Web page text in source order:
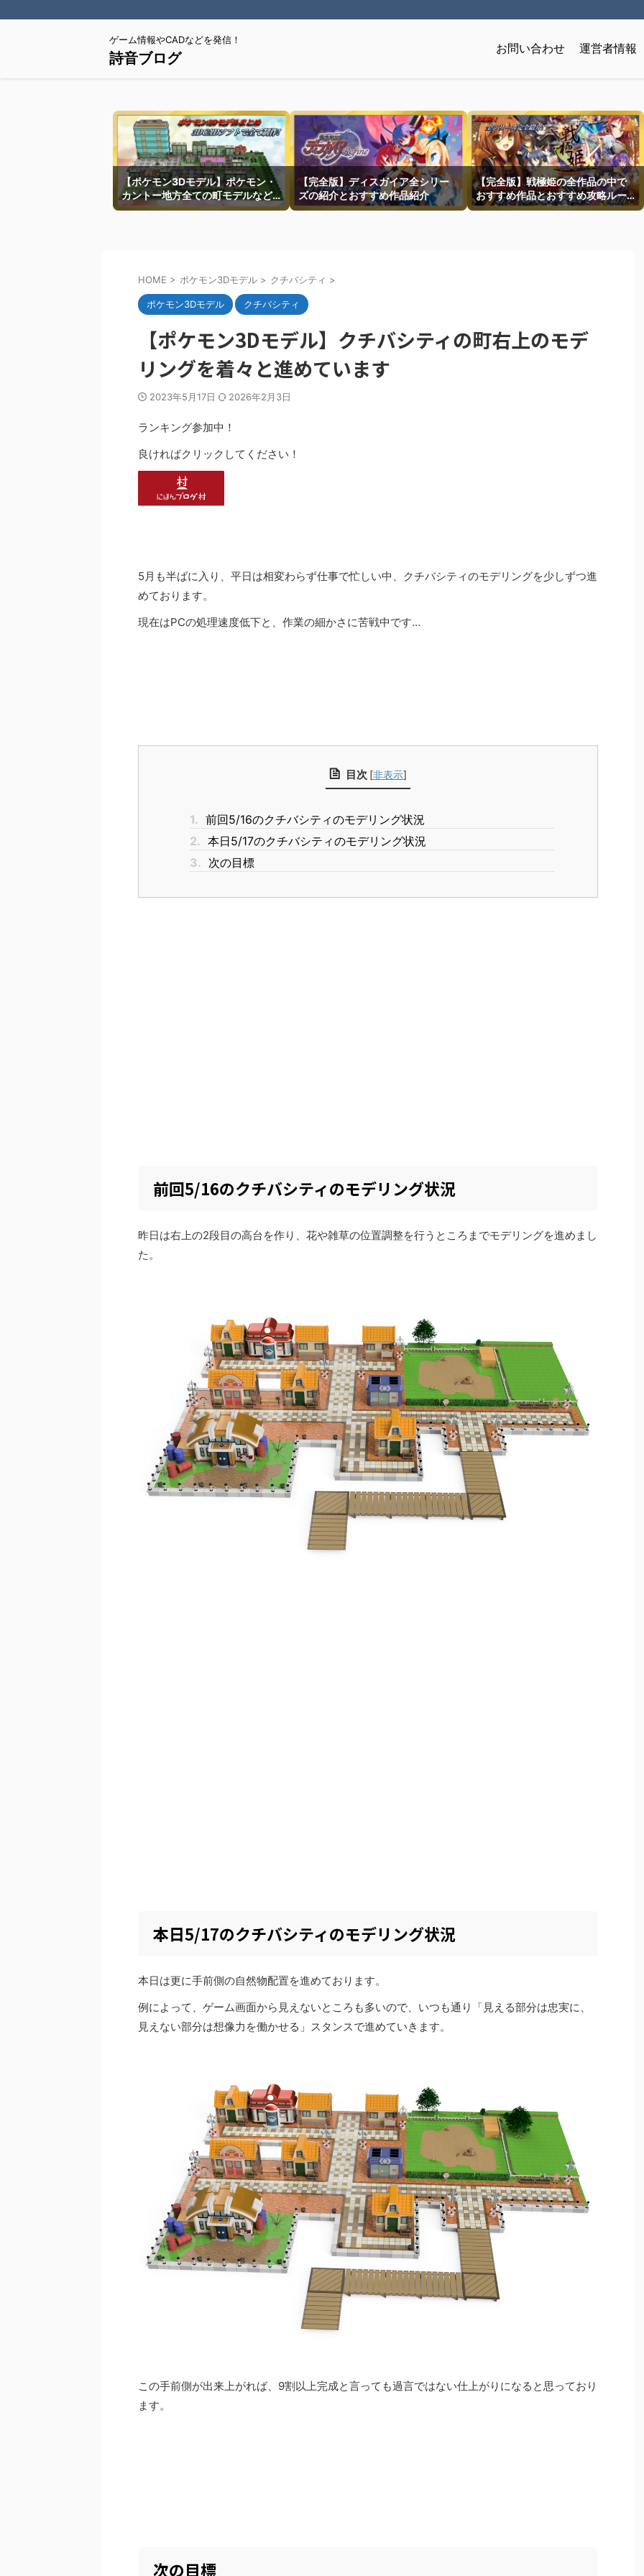
ゲーム情報やCADなどを発信！
詩音ブログ
お問い合わせ 運営者情報
【ポケモン3Dモデル】ポケモン・
カントー地方全ての町モデルなど
を紹介
【完全版】ディスガイア全シリー
ズの紹介とおすすめ作品紹介
【完全版】戦極姫の全作品の中で
おすすめ作品とおすすめ攻略ルー
トを一挙紹介
HOME > ポケモン3Dモデル > クチバシティ >
ポケモン3Dモデル クチバシティ
【ポケモン3Dモデル】クチバシティの町右上のモデ
リングを着々と進めています
2023年5月17日 2026年2月3日
ランキング参加中！
良ければクリックしてください！
5月も半ばに入り、平日は相変わらず仕事で忙しい中、クチバシティのモデリングを少しずつ進
めております。
現在はPCの処理速度低下と、作業の細かさに苦戦中です…
目次 [非表示]
1. 前回5/16のクチバシティのモデリング状況
2. 本日5/17のクチバシティのモデリング状況
3. 次の目標
前回5/16のクチバシティのモデリング状況
昨日は右上の2段目の高台を作り、花や雑草の位置調整を行うところまでモデリングを進めまし
た。
本日5/17のクチバシティのモデリング状況
本日は更に手前側の自然物配置を進めております。
例によって、ゲーム画面から見えないところも多いので、いつも通り「見える部分は忠実に、
見えない部分は想像力を働かせる」スタンスで進めていきます。
この手前側が出来上がれば、9割以上完成と言っても過言ではない仕上がりになると思っており
ます。
次の目標